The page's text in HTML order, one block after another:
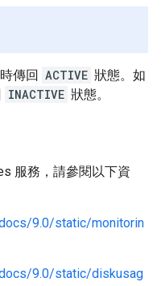
傳回 ACTIVE 狀態。如
INACTIVE 狀態。
服務，請參閱以下資
9.0/static/monitorin
9.0/static/diskusag